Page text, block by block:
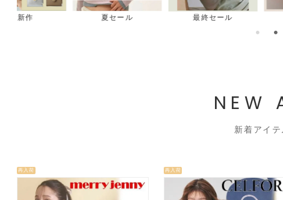
NEW
新着アイ
再入荷 再入荷